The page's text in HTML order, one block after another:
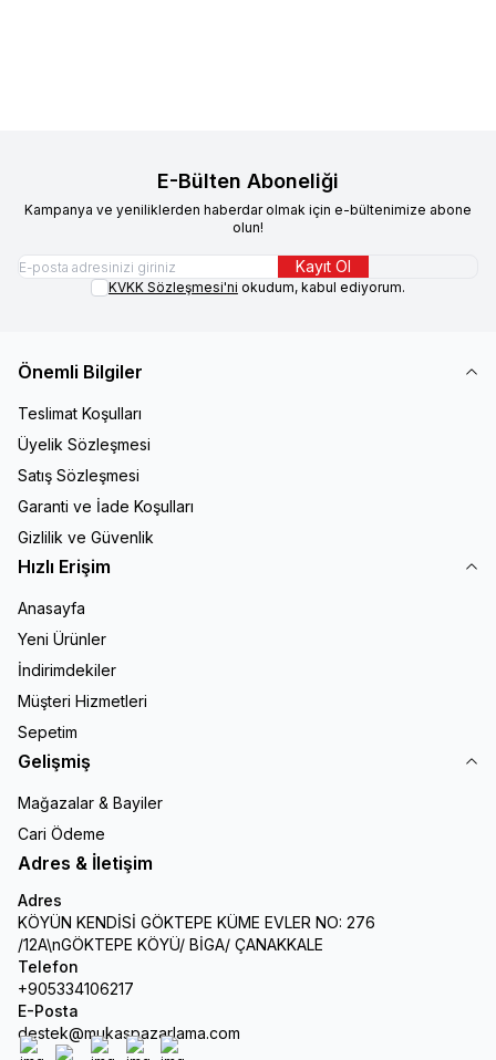
E-Bülten Aboneliği
Kampanya ve yeniliklerden haberdar olmak için e-bültenimize abone
olun!
Kayıt Ol
KVKK Sözleşmesi'ni okudum, kabul ediyorum.
Önemli Bilgiler
Teslimat Koşulları
Üyelik Sözleşmesi
Satış Sözleşmesi
Garanti ve İade Koşulları
Gizlilik ve Güvenlik
Hızlı Erişim
Anasayfa
Yeni Ürünler
İndirimdekiler
Müşteri Hizmetleri
Sepetim
Gelişmiş
Mağazalar & Bayiler
Cari Ödeme
Adres & İletişim
Adres
KÖYÜN KENDİSİ GÖKTEPE KÜME EVLER NO: 276
/12A\nGÖKTEPE KÖYÜ/ BİGA/ ÇANAKKALE
Telefon
+905334106217
E-Posta
destek@mukaspazarlama.com